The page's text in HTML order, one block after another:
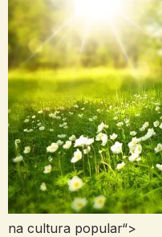
na cultura popular“>